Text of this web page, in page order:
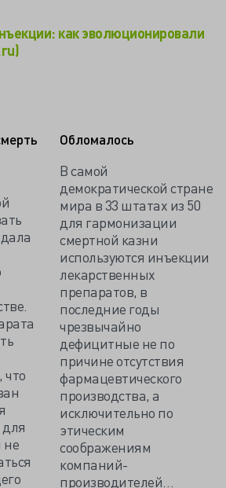
как эволюционировали
не
Обломалось
В самой
демократической стране
мира в 33 штатах из 50
для гармонизации
смертной казни
используются инъекции
лекарственных
препаратов, в
последние годы
чрезвычайно
дефицитные не по
причине отсутствия
фармацевтического
производства, а
исключительно по
этическим
соображениям
компаний-
производителей…